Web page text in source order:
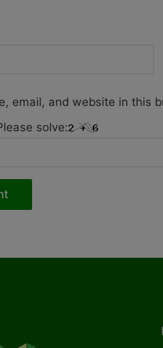
email, and website in this
solve: